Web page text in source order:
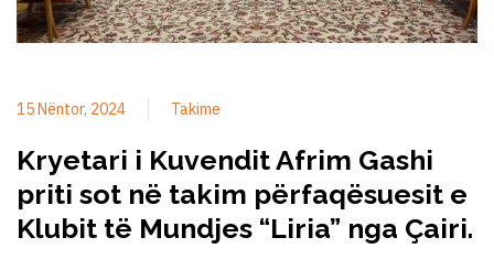
15 Nëntor, 2024 Takime
Kryetari i Kuvendit Afrim Gashi
priti sot në takim përfaqësuesit e
Klubit të Mundjes “Liria” nga Çairi.